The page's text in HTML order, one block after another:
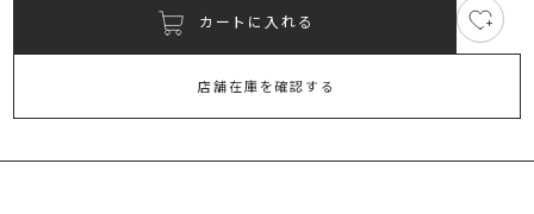
ポイント
旧 MS PASSPORTポイント
カートに入れる
店舗在庫を確認する